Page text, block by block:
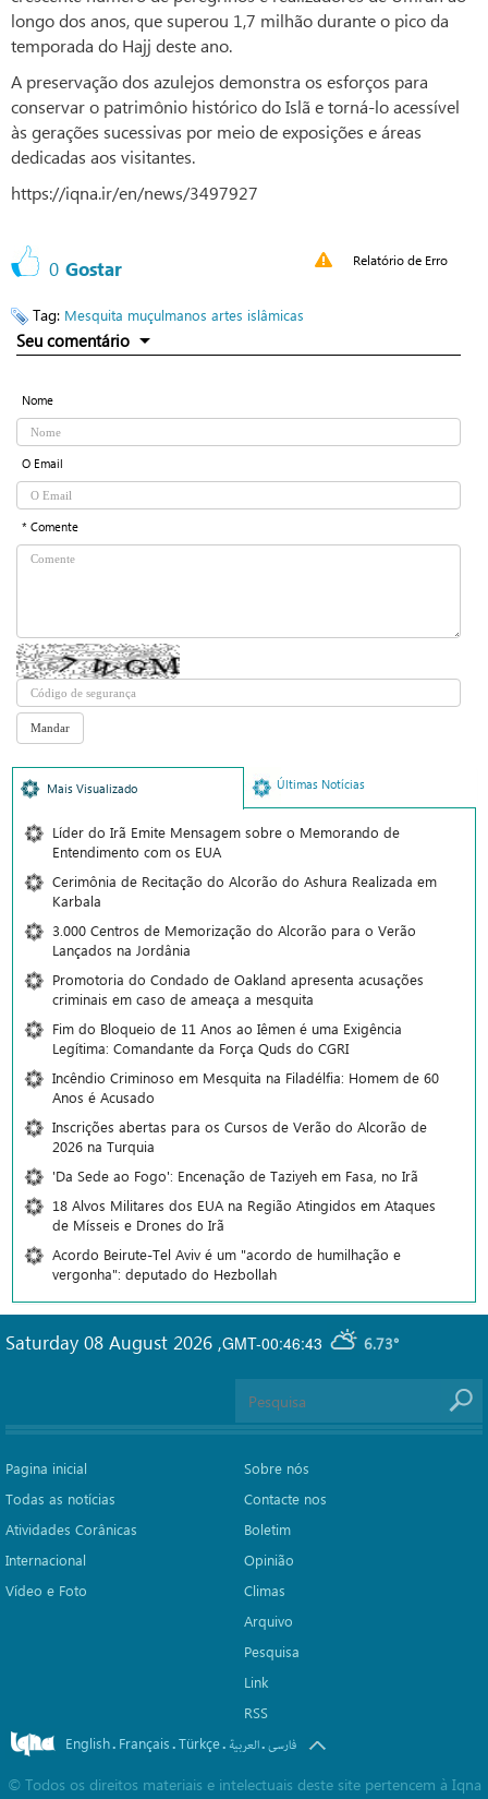
longo dos anos, que superou 1,7 milhão durante o pico da
temporada do Hajj deste ano.
A preservação dos azulejos demonstra os esforços para
conservar o patrimônio histórico do Islã e torná-lo acessível
às gerações sucessivas por meio de exposições e áreas
dedicadas aos visitantes.
https://iqna.ir/en/news/3497927
0 Gostar Relatório de Erro
Tag: Mesquita muçulmanos artes islâmicas
Seu comentário
Nome
O Email
* Comente
Mais Visualizado Últimas Notícias
Líder do Irã Emite Mensagem sobre o Memorando de
Entendimento com os EUA
Cerimônia de Recitação do Alcorão do Ashura Realizada em
Karbala
3.000 Centros de Memorização do Alcorão para o Verão
Lançados na Jordânia
Promotoria do Condado de Oakland apresenta acusações
criminais em caso de ameaça a mesquita
Fim do Bloqueio de 11 Anos ao Iêmen é uma Exigência
Legítima: Comandante da Força Quds do CGRI
Incêndio Criminoso em Mesquita na Filadélfia: Homem de 60
Anos é Acusado
Inscrições abertas para os Cursos de Verão do Alcorão de
2026 na Turquia
'Da Sede ao Fogo': Encenação de Taziyeh em Fasa, no Irã
18 Alvos Militares dos EUA na Região Atingidos em Ataques
de Mísseis e Drones do Irã
Acordo Beirute-Tel Aviv é um "acordo de humilhação e
vergonha": deputado do Hezbollah
GMT-00:46:43 6.73°
Saturday 08 August 2026 ,
Pagina inicial
Todas as notícias
Atividades Corânicas
Internacional
Vídeo e Foto
Sobre nós
Contacte nos
Boletim
Opinião
Climas
Arquivo
Pesquisa
Link
RSS
English. Français.Türkçe. العربیة.فارسی
© Todos os direitos materiais e intelectuais deste site pertencem à Iqna